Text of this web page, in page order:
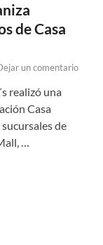
de Casa
un comentario
realizó una
Casa
de
…